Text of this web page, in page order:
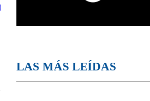
LAS MÁS LEÍDAS